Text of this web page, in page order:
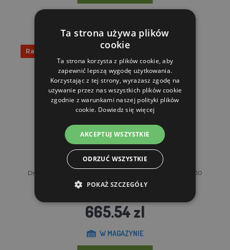
Rabat 10%
Drewniany kurnik i gęsiarka HRADEC Brąz, 1360x740x710
mm
665.54 zl
W MAGAZYNIE
Ta strona używa plików
cookie
Ta strona korzysta z plików cookie, aby
zapewnić lepszą wygodę użytkowania.
Korzystając z tej strony, wyrażasz zgodę na
używanie przez nas wszystkich plików cookie
zgodnie z warunkami naszej polityki plików
cookie. Dowiedz się więcej
AKCEPTUJ WSZYSTKIE
ODRZUĆ WSZYSTKIE
POKAŻ SZCZEGÓŁY